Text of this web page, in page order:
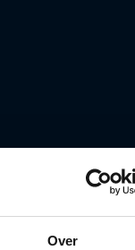
Over